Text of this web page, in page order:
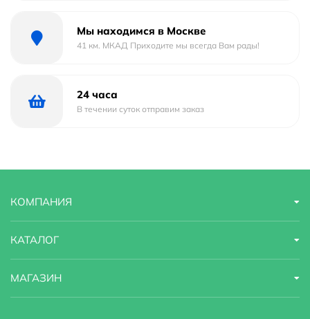
Мы находимся в Москве
41 км. МКАД Приходите мы всегда Вам рады!
24 часа
В течении суток отправим заказ
КОМПАНИЯ
КАТАЛОГ
МАГАЗИН